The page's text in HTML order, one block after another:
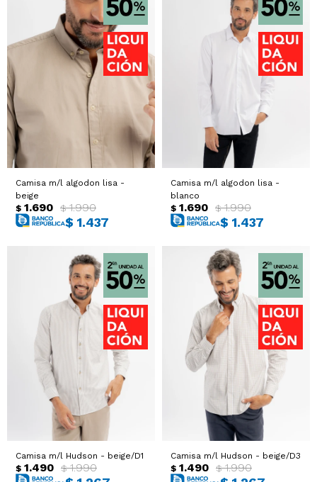
Camisa m/l algodon lisa -
beige
$ 1.690 $ 1.990
$ 1.437
Camisa m/l algodon lisa -
blanco
$ 1.690 $ 1.990
$ 1.437
Camisa m/l Hudson - beige/D1
$ 1.490 $ 1.990
Camisa m/l Hudson - beige/D3
$ 1.490 $ 1.990